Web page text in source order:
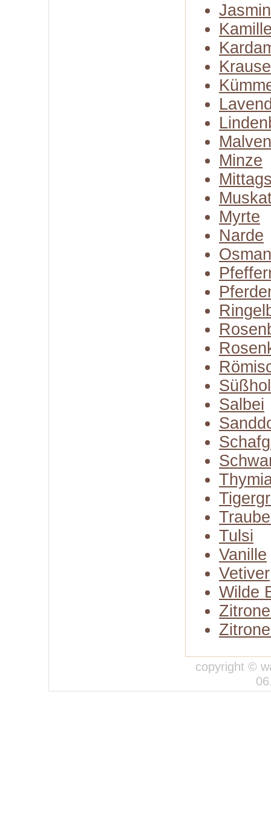
Minze
Myrte
Narde
Salbei
Tulsi
Vanille
Vetiver
Wilde
copyright ©